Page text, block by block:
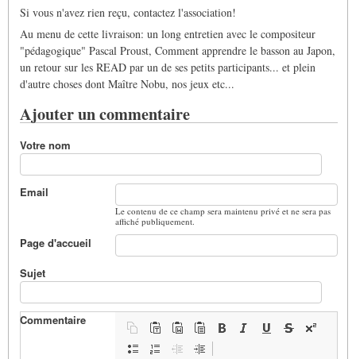
Si vous n'avez rien reçu, contactez l'association!
Au menu de cette livraison: un long entretien avec le compositeur
"pédagogique" Pascal Proust, Comment apprendre le basson au Japon,
un retour sur les READ par un de ses petits participants... et plein
d'autre choses dont Maître Nobu, nos jeux etc...
Ajouter un commentaire
Votre nom
Email
Le contenu de ce champ sera maintenu privé et ne sera pas
affiché publiquement.
Page d'accueil
Sujet
Commentaire